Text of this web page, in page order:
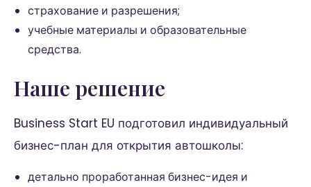
страхование и разрешения;
учебные материалы и образовательные
средства.
Наше решение
Business Start EU подготовил индивидуальный
бизнес-план для открытия автошколы:
детально проработанная бизнес-идея и